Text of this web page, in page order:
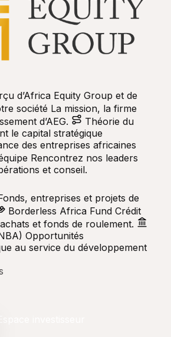
d’Africa Equity Group et de
société La mission, la firme
d’AEG.
Théorie du
le capital stratégique
des entreprises africaines
Rencontrez nos leaders
et conseil.
entreprises et projets de
Borderless Africa Fund Crédit
et fonds de roulement.
Opportunités
au service du développement